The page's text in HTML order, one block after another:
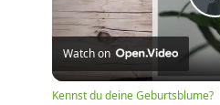
Watch on
Kennst du deine Geburtsblume?